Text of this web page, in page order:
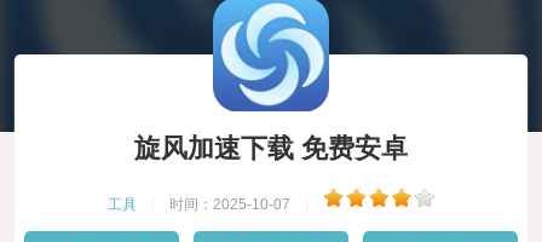
旋风加速下载 免费安卓
工具 时间：2025-10-07